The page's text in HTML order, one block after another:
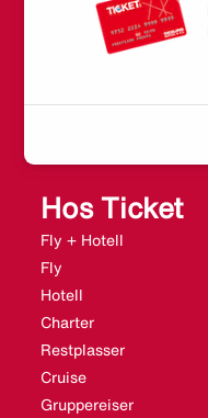
Hos Ticket
Fly + Hotell
Fly
Hotell
Charter
Restplasser
Cruise
Gruppereiser